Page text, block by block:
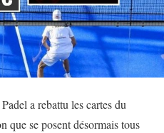
a rebattu les cartes du
que se posent désormais tous